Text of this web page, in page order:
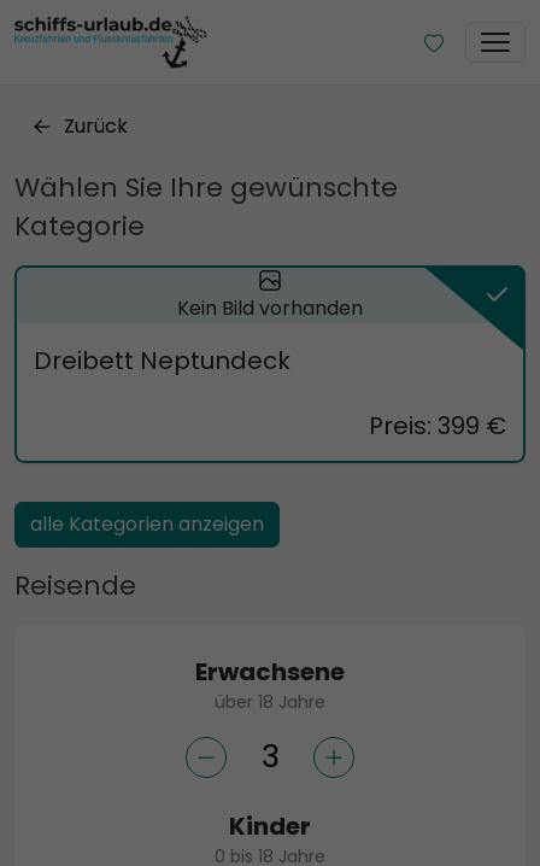
Zurück
Wählen Sie Ihre gewünschte
Kategorie
Kein Bild vorhanden
Dreibett Neptundeck
Preis: 399 €
alle Kategorien anzeigen
Reisende
Erwachsene
über 18 Jahre
Kinder
0 bis 18 Jahre